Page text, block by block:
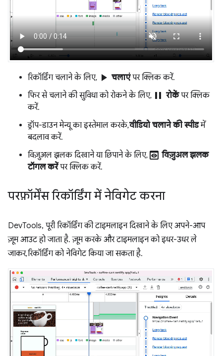
रिकॉर्डिंग चलाने के लिए, play_arrow चलाएंपर क्लिक करें.
फिर से चलाने की सुविधा को रोकने के लिए, pause रोकेंपर क्लिक
करें.
ड्रॉप-डाउन मेन्यू का इस्तेमाल करके,वीडियो चलाने की स्पीडमें
बदलाव करें.
विज़ुअल झलक दिखाने या छिपाने के लिए, preview विज़ुअल झलक
टॉगल करेंपर क्लिक करें.
परफ़ॉर्मेंस रिकॉर्डिंग में नेविगेट करना
DevTools, पूरी रिकॉर्डिंग की टाइमलाइन दिखाने के लिए अपने-आप
ज़ूम आउट हो जाता है. ज़ूम करके और टाइमलाइन को इधर-उधर ले
जाकर, रिकॉर्डिंग को नेविगेट किया जा सकता है.